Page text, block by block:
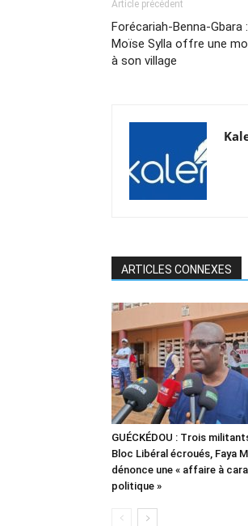
Article précédent
Forécariah-Benna-
Moïse Sylla offre une
à son village
ARTICLES CONNEXES
GUÉCKÉDOU : Trois
Bloc Libéral écroués, Faya
dénonce une « affaire à
politique »